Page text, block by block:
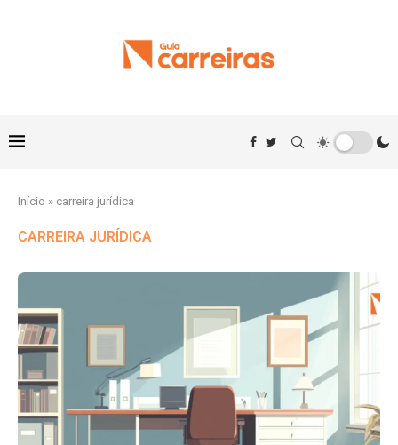
Início » carreira jurídica
CARREIRA JURÍDICA